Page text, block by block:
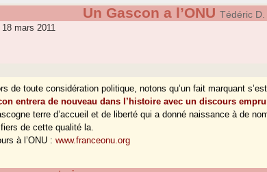
Un Gascon a l’ONU Tédéric D.
mars 2011
de toute considération politique, notons qu’un fait marquant
entrera de nouveau dans l’histoire avec un discours
terre d’accueil et de liberté qui a donné naissance à de
de cette qualité la.
à l’ONU :www.franceonu.org